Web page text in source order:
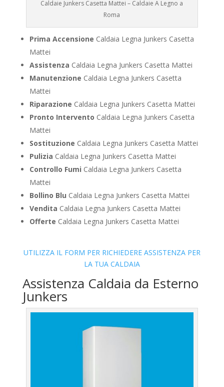
Caldaie Junkers Casetta Mattei – Caldaie A Legno a
Roma
Prima Accensione Caldaia Legna Junkers Casetta
Mattei
Assistenza Caldaia Legna Junkers Casetta Mattei
Manutenzione Caldaia Legna Junkers Casetta
Mattei
Riparazione Caldaia Legna Junkers Casetta Mattei
Pronto Intervento Caldaia Legna Junkers Casetta
Mattei
Sostituzione Caldaia Legna Junkers Casetta Mattei
Pulizia Caldaia Legna Junkers Casetta Mattei
Controllo Fumi Caldaia Legna Junkers Casetta
Mattei
Bollino Blu Caldaia Legna Junkers Casetta Mattei
Vendita Caldaia Legna Junkers Casetta Mattei
Offerte Caldaia Legna Junkers Casetta Mattei
UTILIZZA IL FORM PER RICHIEDERE ASSISTENZA PER
LA TUA CALDAIA
Assistenza Caldaia da Esterno
Junkers